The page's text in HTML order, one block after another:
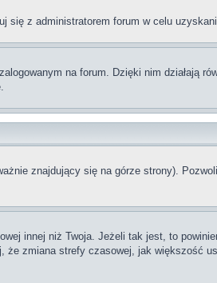
się z administratorem forum w celu
na forum. Dzięki nim działają
znajdujący się na górze strony).
innej niż Twoja. Jeżeli tak jest, to
że zmiana strefy czasowej, jak większość